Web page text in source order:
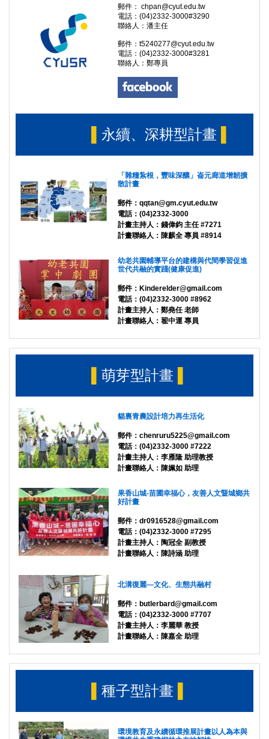
郵件： chpan@cyut.edu.tw
電話：(04)2332-3000#3290
聯絡人：潘主任
郵件：t5240277@cyut.edu.tw
電話：(04)2332-3000#3281
聯絡人：鄭專員
永續、深耕型計畫
「雜糧紮根，豐味深釀」崙元廊道增韌擴
散計畫
郵件：qqtan@gm.cyut.edu.tw
電話：(04)2332-3000
計畫主持人：錢偉鈞 主任 #7271
計畫聯絡人：陳麒全 專員 #8914
幼老共園輔導平台的建構與代間學習促進
世代共融的實踐(健康促進)
郵件：Kinderelder@gmail.com
電話：(04)2332-3000 #8962
計畫主持人：鄭堯任 老師
計畫聯絡人：翟中運 專員
萌芽型計畫
貓裏青農設計培力再生活化
郵件：chenruru5225@gmail.com
電話：(04)2332-3000 #7222
計畫主持人：李雁隆 助理教授
計畫聯絡人：陳姵如 助理
果香山城-苗圃幸福心，友善人文暨城鄉共
好計畫
郵件：dr0916528@gmail.com
電話：(04)2332-3000 #7295
計畫主持人：陶冠全 副教授
計畫聯絡人：陳詩涵 助理
北溝復麗—文化、生態共融村
郵件：butlerbard@gmail.com
電話：(04)2332-3000 #7707
計畫主持人：李麗華 教授
計畫聯絡人：陳嘉全 助理
種子型計畫
環境教育及永續循環推展計畫以人為本與